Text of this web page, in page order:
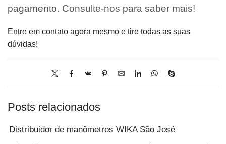
pagamento. Consulte-nos para saber mais!
Entre em contato agora mesmo e tire todas as suas
dúvidas!
Posts relacionados
Distribuidor de manômetros WIKA São José